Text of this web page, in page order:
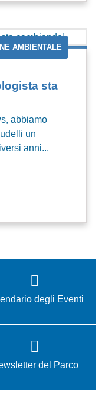
AMBIENTALE
sta
abbiamo
un
anni...
degli Eventi
del Parco